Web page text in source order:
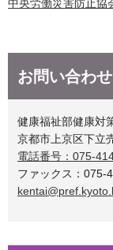
中央労働災害防止協
お問い合わせ
健康福祉部健康対
京都市上京区下立
電話番号：075-
ファックス：075-